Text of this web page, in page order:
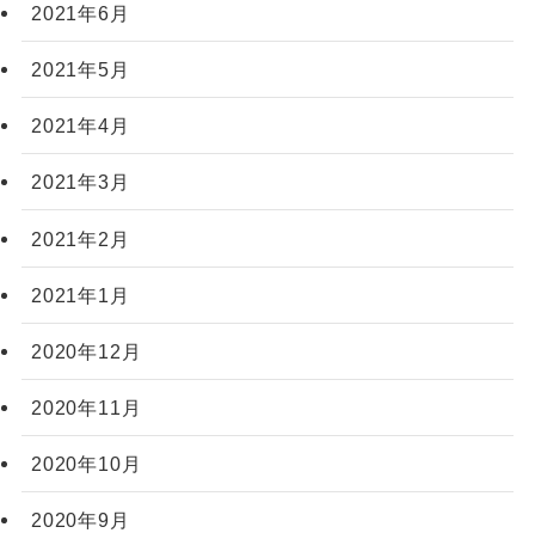
2021年6月
2021年5月
2021年4月
2021年3月
2021年2月
2021年1月
2020年12月
2020年11月
2020年10月
2020年9月